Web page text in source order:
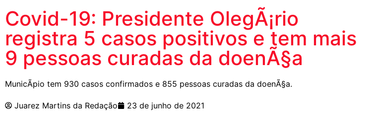
Covid-19: Presidente OlegÃ¡rio
registra 5 casos positivos e tem mais
9 pessoas curadas da doenÃ§a
MunicÃ­pio tem 930 casos confirmados e 855 pessoas curadas da doenÃ§a.
Juarez Martins da Redação 23 de junho de 2021